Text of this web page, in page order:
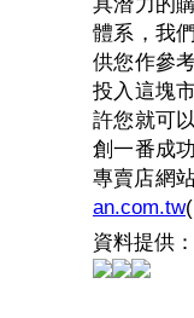
體系，我
供您作參
投入這塊
許您就可
創一番成
專賣店網
an.com.tw
資料提供：